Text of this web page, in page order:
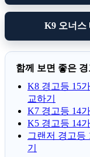
K9 오너스
함께 보면 좋은
K8 경고등 15
교하기
K7 경고등 14
K5 경고등 14
그랜저 경고등
기